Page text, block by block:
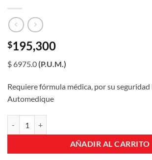
$195,300
$ 6975.0(P.U.M.)
Requiere fórmula médica, por su seguridad
Automedique
AÑADIR AL CARRITO